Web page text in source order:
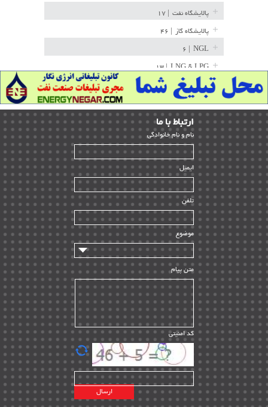
پالایشگاه نفت
پالایشگاه گاز
NGL
LNG & LPG | ۱۳
خط لوله | ۳۶
مخازن ذخیره | ۱۵
پتروشیمی | ۱۴
بازرسی و QC | ۱۵
HSE | ۳۹
ساخت و نصب | ۱۲
راه اندازی | ۹
سازندگان و تامین کنندگان | ۱۰
تامین مالی و سرمایه گذاری | ۳۲
ماشین آلات
مدیریت پروژه
مدیریت دانش
مدیریت سازمانی و عمومی | ۲
تأمین کالا | ۱۳
EPC | ۲۰
پیمانکاران بین المللی | ۸
اطلاعات انرژی کشورها | ۱۴
پروژه های خارجی | ۱۵
ارﺗﺒﺎط ﺑﺎ ما
ﻧﺎم و ﻧﺎم ﺧﺎﻧﻮادﮔﻰ
ایمیل
تلفن
موضوع
متن پیام
کد امنیتی